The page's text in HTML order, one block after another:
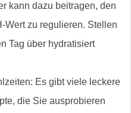
kann dazu beitragen, den
Wert zu regulieren. Stellen
Tag über hydratisiert
Es gibt viele leckere
die Sie ausprobieren